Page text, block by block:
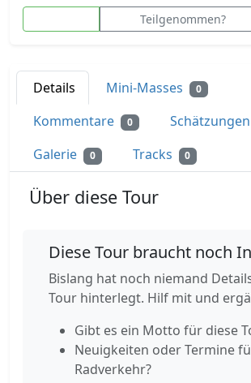
Teilgenommen?
Details Mini-Masses 0
Kommentare 0 Schätzungen
Galerie 0 Tracks 0
Über diese Tour
Diese Tour braucht noch
Bislang hat noch niemand
Tour hinterlegt. Hilf mit und
Gibt es ein Motto für diese
Neuigkeiten oder Termine
Radverkehr?